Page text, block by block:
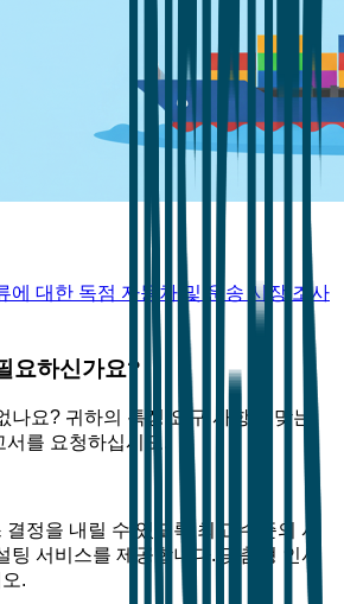
에 대한 독점 자동차 및 운송 시장 조사
요하신가요?
나요? 귀하의 특정 요구 사항에 맞는
를 요청하십시오.
정을 내릴 수 있도록 최고 수준의 시
팅 서비스를 제공합니다. 맞춤형 인사
.